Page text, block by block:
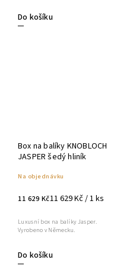
Do košíku
Box na balíky KNOBLOCH
JASPER šedý hliník
Na objednávku
11 629 Kč11 629 Kč / 1 ks
Do košíku
Luxusní box na balíky Jasper.
Vyrobeno v Německu.